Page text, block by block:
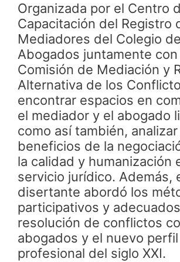
Organizada por el Centro
Capacitación del Registro
Mediadores del Colegio de
Abogados juntamente con
Comisión de Mediación y
Alternativa de los
encontrar espacios en
el mediador y el abogado
como así también,
beneficios de la
la calidad y humanización
servicio jurídico. Además,
disertante abordó los
participativos y
resolución de conflictos
abogados y el nuevo perfil
profesional del siglo XXI.